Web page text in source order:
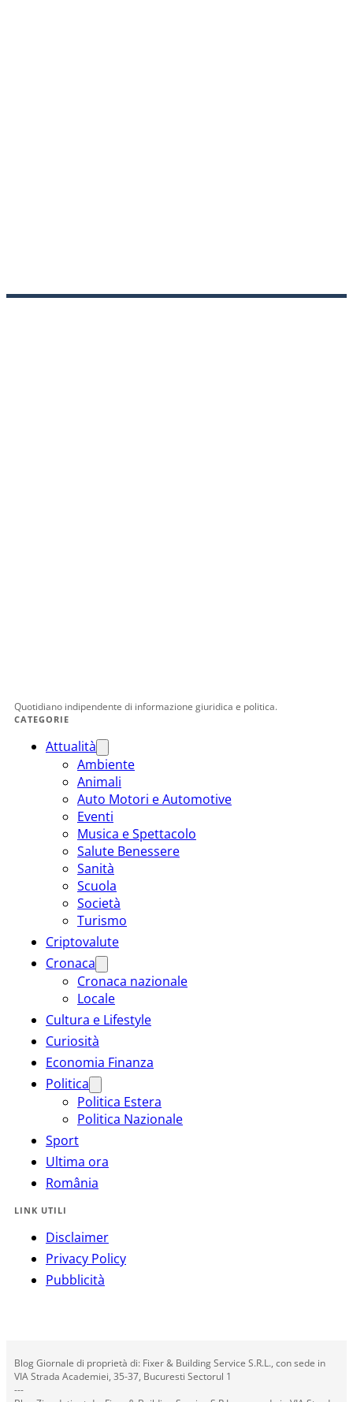
Quotidiano indipendente di informazione giuridica e politica.
CATEGORIE
Attualità
Ambiente
Animali
Auto Motori e Automotive
Eventi
Musica e Spettacolo
Salute Benessere
Sanità
Scuola
Società
Turismo
Criptovalute
Cronaca
Cronaca nazionale
Locale
Cultura e Lifestyle
Curiosità
Economia Finanza
Politica
Politica Estera
Politica Nazionale
Sport
Ultima ora
România
LINK UTILI
Disclaimer
Privacy Policy
Pubblicità
Blog Giornale di proprietà di: Fixer & Building Service S.R.L., con sede in
VIA Strada Academiei, 35-37, Bucuresti Sectorul 1
---